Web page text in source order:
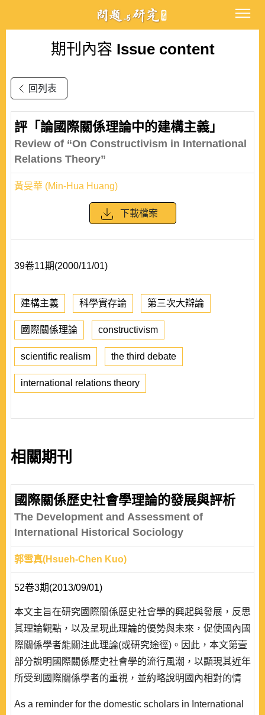
期刊內容 Issue content
回列表
評「論國際關係理論中的建構主義」
Review of “On Constructivism in International
Relations Theory”
黃旻華 (Min-Hua Huang)
下載檔案
39卷11期(2000/11/01)
建構主義 科學實存論 第三次大辯論
國際關係理論 constructivism
scientific realism the third debate
international relations theory
相關期刊
國際關係歷史社會學理論的發展與評析
The Development and Assessment of
International Historical Sociology
郭雪真(Hsueh-Chen Kuo)
52卷3期(2013/09/01)
本文主旨在研究國際關係歷史社會學的興起與發展，反思
其理論觀點，以及呈現此理論的優勢與未來，促使國內國
際關係學者能關注此理論(或研究途徑)。因此，本文第壹
部分說明國際關係歷史社會學的流行風潮，以顯現其近年
所受到國際關係學者的重視，並約略說明國內相對的情
As a reminder for the domestic scholars in International